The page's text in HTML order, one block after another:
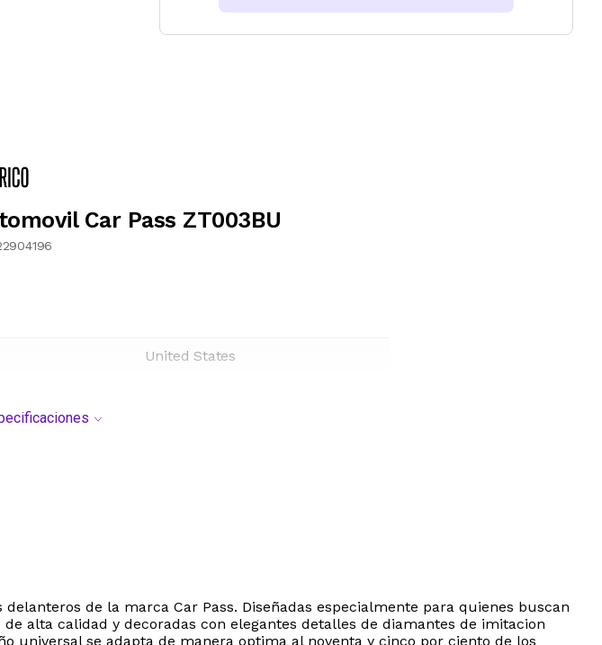
Car Pass ZT003BU
United States
de la marca Car Pass. Diseñadas especialmente para quienes buscan
alta calidad y decoradas con elegantes detalles de diamantes de imitacion
se adapta de manera optima al noventa y cinco por ciento de los